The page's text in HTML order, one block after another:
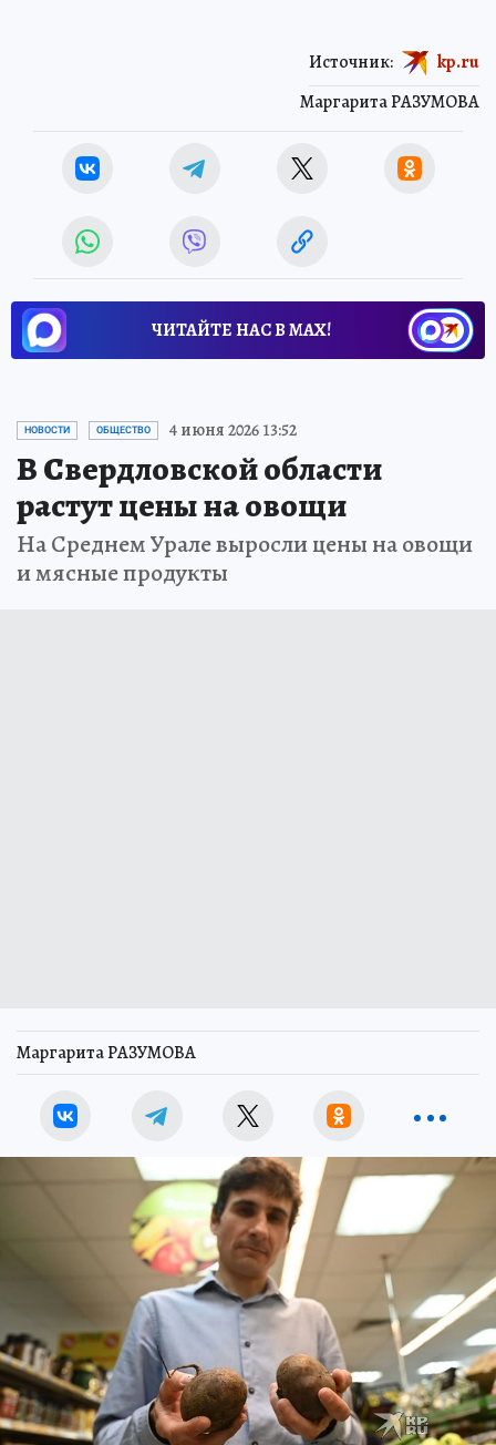
Маргарита РАЗУМОВА
Источник: kp.ru
ЧИТАЙТЕ НАС В МАХ!
НОВОСТИ ОБЩЕСТВО 4 июня 2026 13:52
В Свердловской области
растут цены на овощи
На Среднем Урале выросли цены на овощи
и мясные продукты
Маргарита РАЗУМОВА